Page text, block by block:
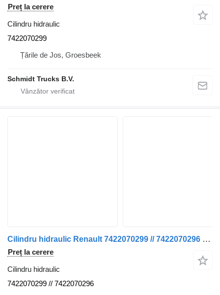
Preț la cerere
Cilindru hidraulic
7422070299
Țările de Jos, Groesbeek
Schmidt Trucks B.V.
Cilindru hidraulic Renault 7422070299 // 7422070296 cilindru în consolă dreapta și stânga t 460 pentru camion
Preț la cerere
Cilindru hidraulic
7422070299 // 7422070296